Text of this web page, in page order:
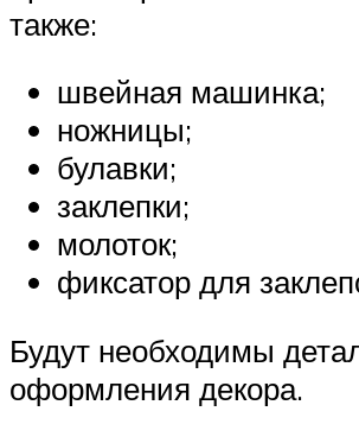
также:
швейная машинка;
ножницы;
булавки;
заклепки;
молоток;
фиксатор для
Будут необходимы
оформления декора.